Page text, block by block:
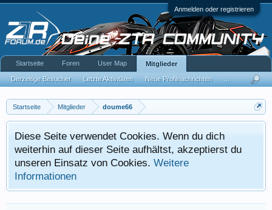
Anmelden oder registrieren
Startseite Mitglieder doume66
Diese Seite verwendet Cookies. Wenn du dich
weiterhin auf dieser Seite aufhältst, akzeptierst du
unseren Einsatz von Cookies. Weitere
Informationen
Startseite Foren User Map Mitglieder
Derzeitige Besucher Letzte Aktivitäten Neue Profilnachrichten